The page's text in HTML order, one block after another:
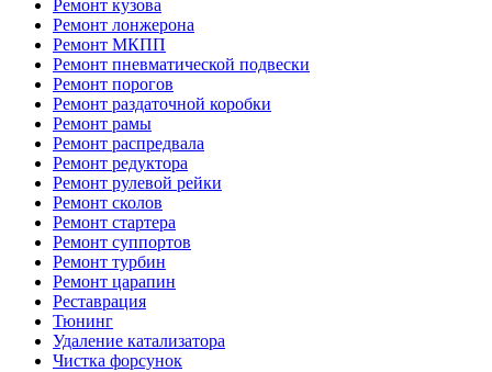
Ремонт кузова
Ремонт лонжерона
Ремонт МКПП
Ремонт пневматической подвески
Ремонт порогов
Ремонт раздаточной коробки
Ремонт рамы
Ремонт распредвала
Ремонт редуктора
Ремонт рулевой рейки
Ремонт сколов
Ремонт стартера
Ремонт суппортов
Ремонт турбин
Ремонт царапин
Реставрация
Тюнинг
Удаление катализатора
Чистка форсунок